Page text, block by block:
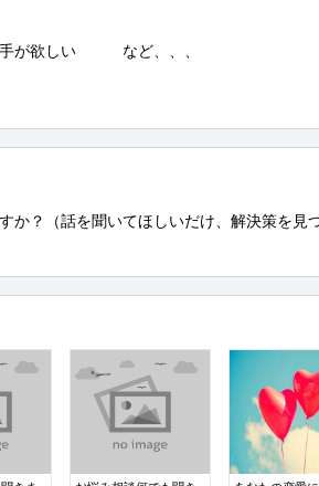
が欲しい　　　など、、、
か？（話を聞いてほしいだけ、解決策を見